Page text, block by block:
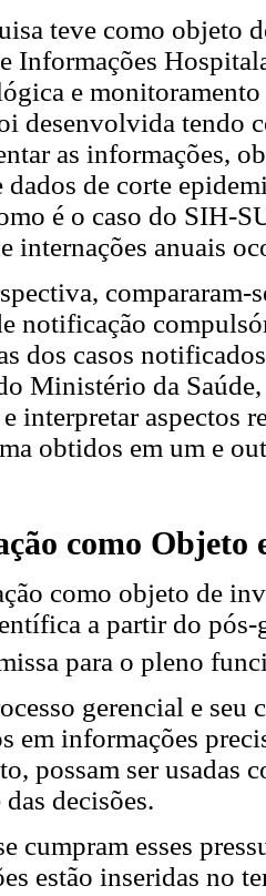
teve como objeto
Informações
e
desenvolvida tendo
as informações,
dados de corte
é o caso do SIH-
internações anuais
compararam-
notificação
dos casos
Ministério da
e interpretar aspectos
obtidos em um e
como Objeto
como objeto de
a partir do
para o pleno
gerencial e seu
em informações
possam ser usadas
decisões.
cumpram esses
estão inseridas no